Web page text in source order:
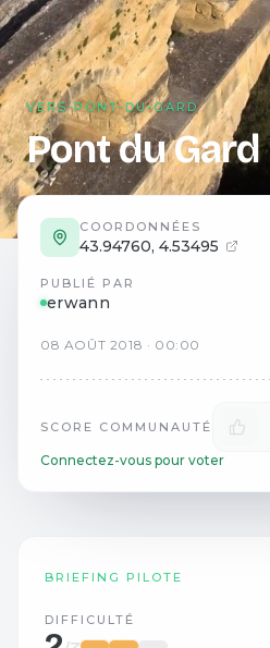
VERS-PONT-DU-GARD
Pont du Gard
COORDONNÉES
43.94760, 4.53495
PUBLIÉ PAR
erwann
08 AOÛT 2018 · 00:00
SCORE COMMUNAUTÉ
Connectez-vous pour voter
BRIEFING PILOTE
DIFFICULTÉ